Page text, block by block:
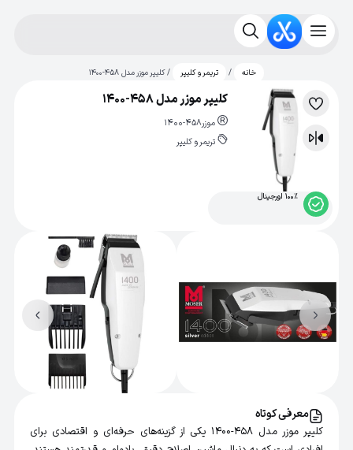
خانه / تریمر و کلیپر / کلیپر موزر مدل 458-1400
لیست
علاقه‌مندی
مقایسه
کلیپر موزر مدل 458-1400
موزر1400-458
تریمر و کلیپر
100% اورجینال
معرفی کوتاه
کلیپر موزر مدل 458-1400 یکی از گزینه‌های حرفه‌ای و اقتصادی برای